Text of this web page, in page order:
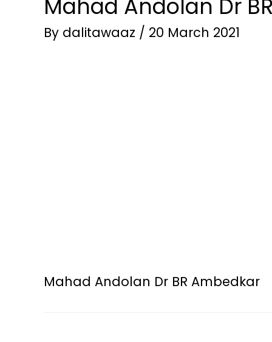
Mahad Andolan Dr
By dalitawaaz / 20 March 2021
Mahad Andolan Dr BR Ambedkar